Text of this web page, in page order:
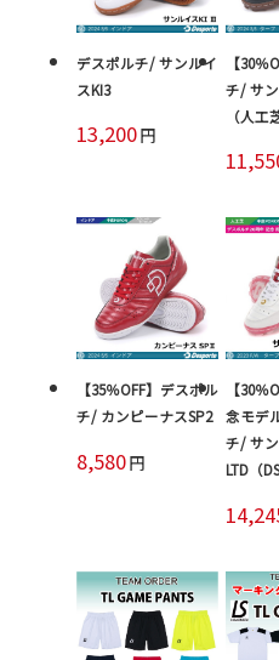
デスポルチ/ サンルイ
スKI3
13,200円
【30％
チ/ サ
（人工
【35％OFF】デスポル
チ/ カンピーナスSP2
8,580円
【30％
念モデ
チ/ サ
LTD（